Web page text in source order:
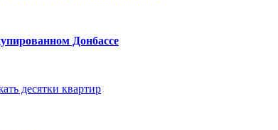
Донбассе
десятки квартир